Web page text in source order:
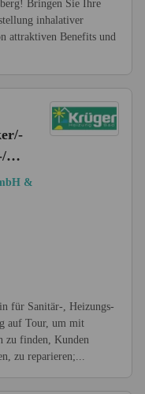
Bringen Sie Ihre
inhalativer
attraktiven Benefits und
&
für Sanitär-, Heizungs-
auf Tour, um mit
zu finden, Kunden
zu reparieren;...